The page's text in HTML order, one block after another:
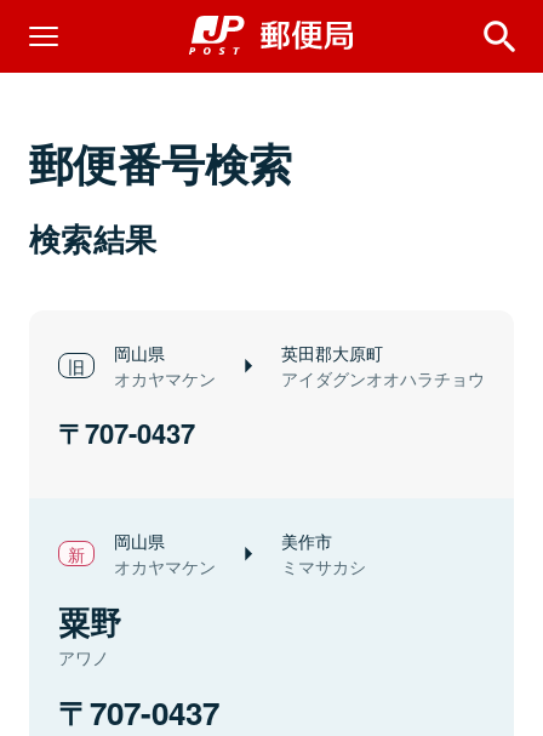
郵便番号検索
検索結果
岡山県
オカヤマケン
英田郡大原町
アイダグンオオハラチョウ
707-0437
岡山県
オカヤマケン
美作市
ミマサカシ
粟野
アワノ
707-0437